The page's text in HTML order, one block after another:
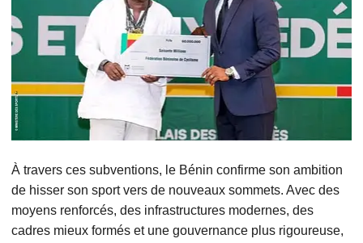
À travers ces subventions, le Bénin confirme son ambition
de hisser son sport vers de nouveaux sommets. Avec des
moyens renforcés, des infrastructures modernes, des
cadres mieux formés et une gouvernance plus rigoureuse,